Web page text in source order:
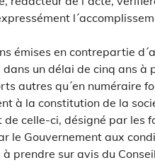
émises en contrepartie
un délai de cinq ans
autres qu´en numéraire
à la constitution de la
de celle-ci, désigné par les
le Gouvernement aux
prendre sur avis du